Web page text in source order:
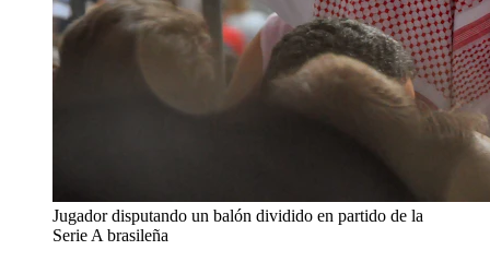
Jugador disputando un balón dividido en partido de la
Serie A brasileña